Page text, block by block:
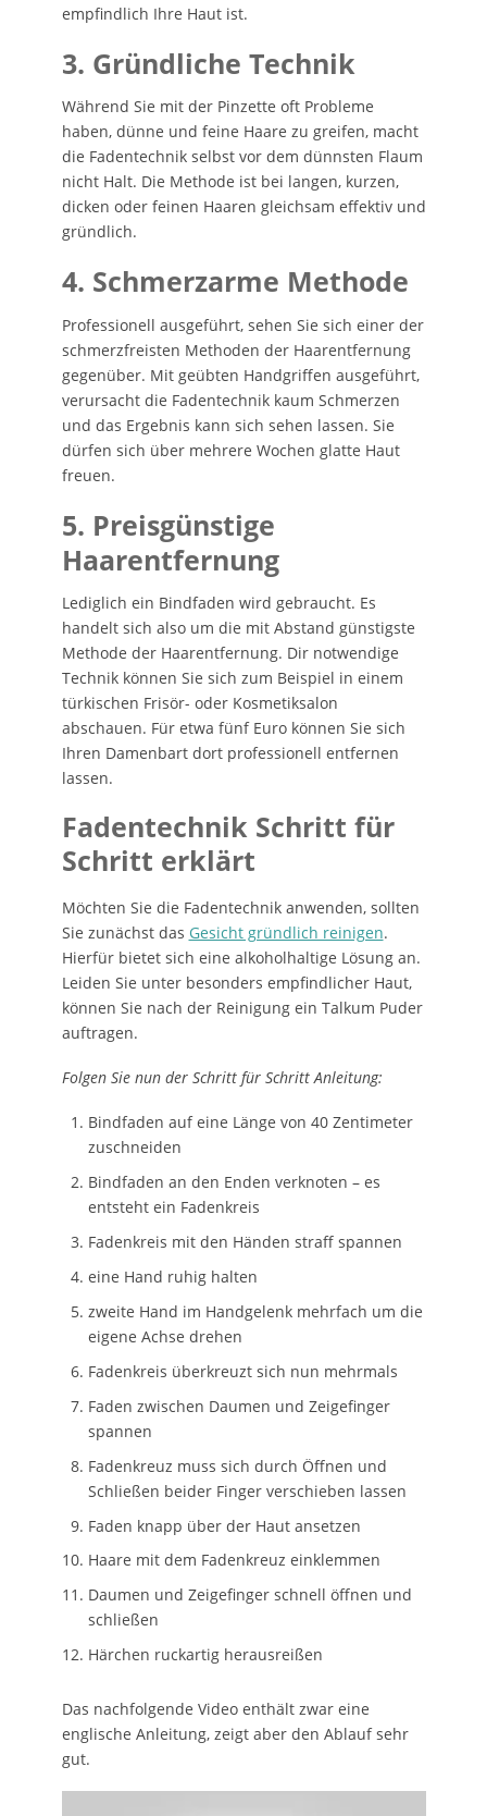
empfindlich Ihre Haut ist.
3. Gründliche Technik
Während Sie mit der Pinzette oft Probleme
haben, dünne und feine Haare zu greifen, macht
die Fadentechnik selbst vor dem dünnsten Flaum
nicht Halt. Die Methode ist bei langen, kurzen,
dicken oder feinen Haaren gleichsam effektiv und
gründlich.
4. Schmerzarme Methode
Professionell ausgeführt, sehen Sie sich einer der
schmerzfreisten Methoden der Haarentfernung
gegenüber. Mit geübten Handgriffen ausgeführt,
verursacht die Fadentechnik kaum Schmerzen
und das Ergebnis kann sich sehen lassen. Sie
dürfen sich über mehrere Wochen glatte Haut
freuen.
5. Preisgünstige
Haarentfernung
Lediglich ein Bindfaden wird gebraucht. Es
handelt sich also um die mit Abstand günstigste
Methode der Haarentfernung. Dir notwendige
Technik können Sie sich zum Beispiel in einem
türkischen Frisör- oder Kosmetiksalon
abschauen. Für etwa fünf Euro können Sie sich
Ihren Damenbart dort professionell entfernen
lassen.
Fadentechnik Schritt für
Schritt erklärt
Möchten Sie die Fadentechnik anwenden, sollten
Sie zunächst das Gesicht gründlich reinigen.
Hierfür bietet sich eine alkoholhaltige Lösung an.
Leiden Sie unter besonders empfindlicher Haut,
können Sie nach der Reinigung ein Talkum Puder
auftragen.
Folgen Sie nun der Schritt für Schritt Anleitung:
Bindfaden auf eine Länge von 40 Zentimeter
zuschneiden
Bindfaden an den Enden verknoten – es
entsteht ein Fadenkreis
Fadenkreis mit den Händen straff spannen
eine Hand ruhig halten
zweite Hand im Handgelenk mehrfach um die
eigene Achse drehen
Fadenkreis überkreuzt sich nun mehrmals
Faden zwischen Daumen und Zeigefinger
spannen
Fadenkreuz muss sich durch Öffnen und
Schließen beider Finger verschieben lassen
Faden knapp über der Haut ansetzen
Haare mit dem Fadenkreuz einklemmen
Daumen und Zeigefinger schnell öffnen und
schließen
Härchen ruckartig herausreißen
Das nachfolgende Video enthält zwar eine
englische Anleitung, zeigt aber den Ablauf sehr
gut.